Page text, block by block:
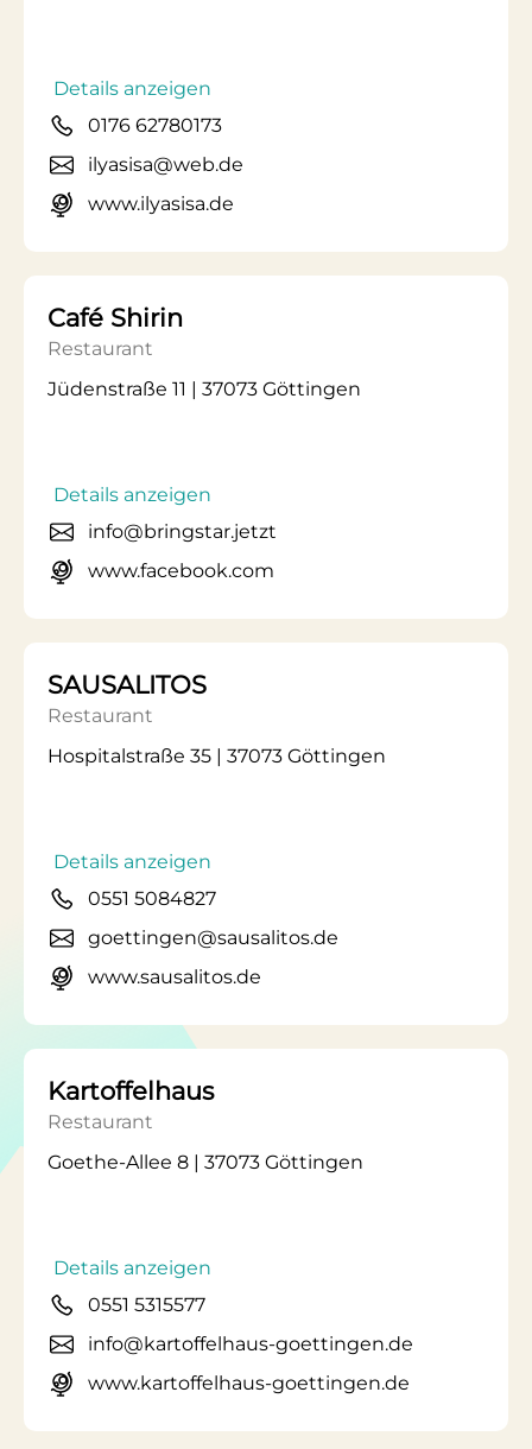
Details anzeigen
0176 62780173
ilyasisa@web.de
www.ilyasisa.de
Café Shirin
Restaurant
Jüdenstraße 11 | 37073 Göttingen
Details anzeigen
info@bringstar.jetzt
www.facebook.com
SAUSALITOS
Restaurant
Hospitalstraße 35 | 37073 Göttingen
Details anzeigen
0551 5084827
goettingen@sausalitos.de
www.sausalitos.de
Kartoffelhaus
Restaurant
Goethe-Allee 8 | 37073 Göttingen
Details anzeigen
0551 5315577
info@kartoffelhaus-goettingen.de
www.kartoffelhaus-goettingen.de